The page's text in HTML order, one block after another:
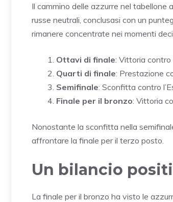
Il cammino delle azzurre nel
russe neutrali, conclusasi con un
rimanere concentrate nei momenti
Ottavi di finale: Vittoria contro
Quarti di finale: Prestazione
Semifinale: Sconfitta contro
Finale per il bronzo: Vittoria
Nonostante la sconfitta nella
affrontare la finale per il terzo posto.
Un bilancio
La finale per il bronzo ha visto le